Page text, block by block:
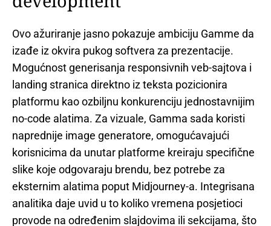
Ovo ažuriranje jasno pokazuje ambiciju Gamme da
izađe iz okvira pukog softvera za prezentacije.
Mogućnost generisanja responsivnih veb-sajtova i
landing stranica direktno iz teksta pozicionira
platformu kao ozbiljnu konkurenciju jednostavnijim
no-code alatima. Za vizuale, Gamma sada koristi
naprednije image generatore, omogućavajući
korisnicima da unutar platforme kreiraju specifične
slike koje odgovaraju brendu, bez potrebe za
eksternim alatima poput Midjourney-a. Integrisana
analitika daje uvid u to koliko vremena posjetioci
provode na određenim slajdovima ili sekcijama, što